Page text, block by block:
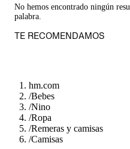
No hemos encontrado ningún
palabra.
TE RECOMENDAMOS
hm.com
/Bebes
/Nino
/Ropa
/Remeras y camisas
/Camisas